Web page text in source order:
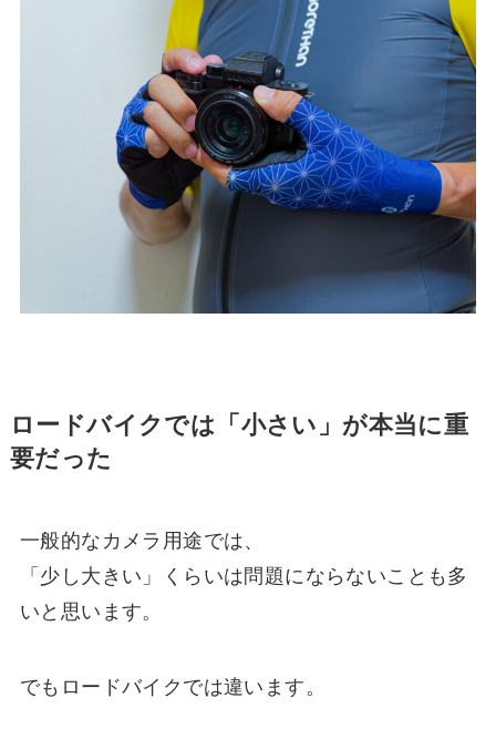
ロードバイクでは「小さい」が本当に重
要だった
一般的なカメラ用途では、
「少し大きい」くらいは問題にならないことも多
いと思います。
でもロードバイクでは違います。